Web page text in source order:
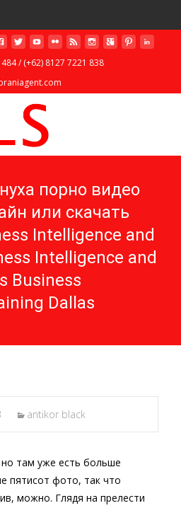
/ (+62) 8127 7221 838
порно видео
или скачать
Intelligence and
Intelligence and
Business
Dallas
antikor black
там уже есть больше
пятисот фото, так что
можно. Глядя на прелести